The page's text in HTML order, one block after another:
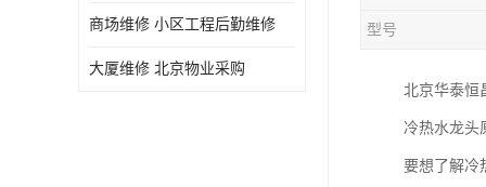
商场维修 小区工程后勤维修
大厦维修 北京物业采购
型号
北京华泰恒
冷热水龙头
要想了解冷